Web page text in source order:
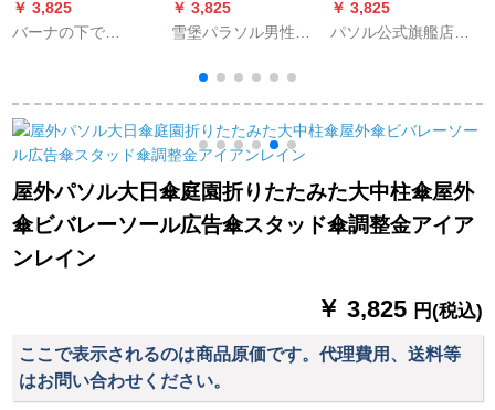
￥ 3,825
バーナの下で
りたたみた傘晴雨兼
用ミニ三つ折り二重
の黒傘浜梨椿
￥ 3,825
雪堡パラソル男性創
動日傘女性紫外線防
止ミニ傘三つ折り自
動モデル（林の森）
￥ 3,825
パソル公式旗艦店晴
ラス傘男女30717
YSLF 1〓〓赤64
屋外パソル大日傘庭園折りたたみた大中柱傘屋外
傘ビバレーソール広告傘スタッド傘調整金アイア
ンレイン
￥ 3,825 円(税込)
ここで表示されるのは商品原価です。代理費用、送料等
はお問い合わせください。